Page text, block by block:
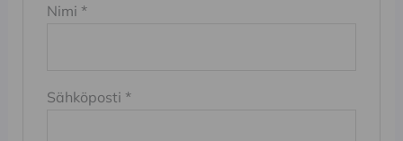
Nimi *
Sähköposti *